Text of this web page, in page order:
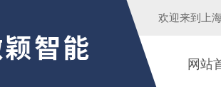
欢迎来到 上
网站